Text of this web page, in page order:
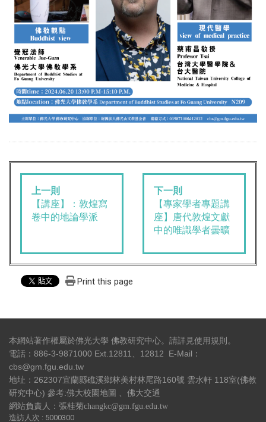
上一則
【講座】：敦煌寫
卷中的地論學派
下一則
【專家學者專題講
座】唐代敦煌文獻
中的唯識學者曇曠
Print this page
本網站著作權屬於佛光大學 佛教研究中心。請詳見使用規則 。
電話：886-3-9871000 Ext.12811、12812 E-Mail：
cbs@gm.fgu.edu.tw
地址：262307宜蘭縣礁溪鄉林美村林尾路160號 雲水軒 118室(佛教
研究中心) 參考:佛大校園地圖 佛大交通
網站負責人：張桂菊changkc@gm.fgu.edu.tw
造訪人次 : 5000300